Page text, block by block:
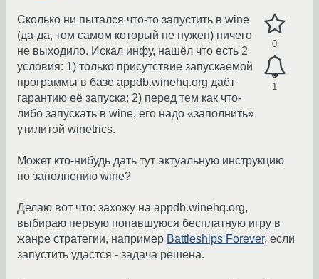
0
1
Сколько ни пытался что-то запустить в wine
(да-да, том самом который не нужен) ничего
не выходило. Искал инфу, нашёл что есть 2
условия: 1) только присутствие запускаемой
программы в базе appdb.winehq.org даёт
гарантию её запуска; 2) перед тем как что-
либо запускать в wine, его надо «заполнить»
утилитой winetrics.
Может кто-нибудь дать тут актуальную инструкцию
по заполнению wine?
Делаю вот что: захожу на appdb.winehq.org,
выбираю первую попавшуюся бесплатную игру в
жанре стратегии, например Battleships Forever, если
запустить удастся - задача решена.